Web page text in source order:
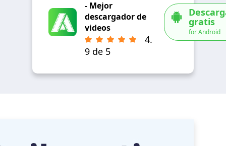
- Mejor
descargador de
videos
4.
9 de 5
gratis
for Android